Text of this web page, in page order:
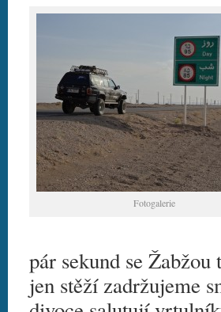
Fotogalerie
pár sekund se
jen stěží zadržujeme